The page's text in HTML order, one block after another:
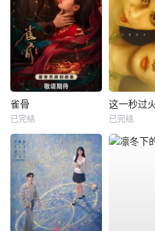
雀骨
已完结
这一秒过
已完结